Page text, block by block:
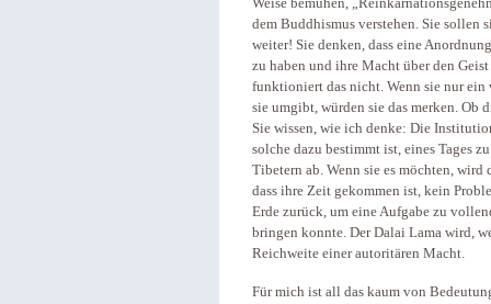
Weise bemühen,
dem Buddhismus verstehen. Sie sollen
weiter! Sie denken, dass eine
zu haben und ihre Macht über den
funktioniert das nicht. Wenn sie nur ein
sie umgibt, würden sie das merken. Ob
Sie wissen, wie ich denke: Die
solche dazu bestimmt ist, eines Tages
Tibetern ab. Wenn sie es möchten,
dass ihre Zeit gekommen ist, kein
Erde zurück, um eine Aufgabe zu
bringen konnte. Der Dalai Lama wird,
Reichweite einer autoritären Macht.
Für mich ist all das kaum von